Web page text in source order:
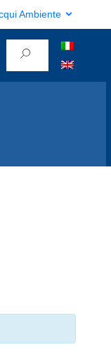
Ambiente